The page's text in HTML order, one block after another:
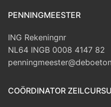
PENNINGMEESTER
ING Rekeningnr
NL64 INGB 0008 4147 82
COÖRDINATOR